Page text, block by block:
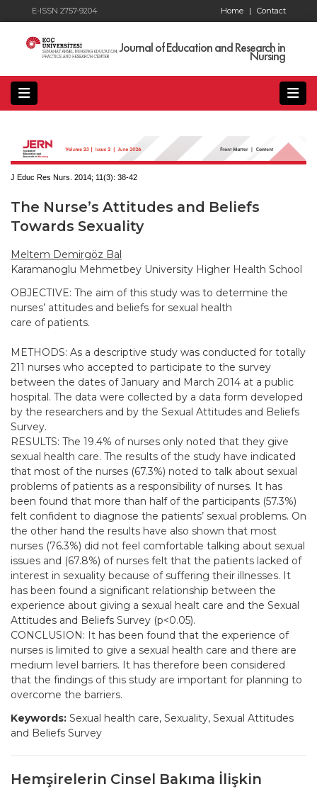
E-ISSN 2757-9204 Contact
Home |
Journal of Education and Research in
Nursing
J Educ Res Nurs. 2014; 11(3): 38-42
The Nurse’s Attitudes and Beliefs
Towards Sexuality
Meltem Demirgöz Bal
Karamanoglu Mehmetbey University Higher Health School
OBJECTIVE: The aim of this study was to determine the
nurses’ attitudes and beliefs for sexual health
care of patients.
METHODS: As a descriptive study was conducted for totally
211 nurses who accepted to participate to the survey
between the dates of January and March 2014 at a public
hospital. The data were collected by a data form developed
by the researchers and by the Sexual Attitudes and Beliefs
Survey.
RESULTS: The 19.4% of nurses only noted that they give
sexual health care. The results of the study have indicated
that most of the nurses (67.3%) noted to talk about sexual
problems of patients as a responsibility of nurses. It has
been found that more than half of the participants (57.3%)
felt confident to diagnose the patients’ sexual problems. On
the other hand the results have also shown that most
nurses (76.3%) did not feel comfortable talking about sexual
issues and (67.8%) of nurses felt that the patients lacked of
interest in sexuality because of suffering their illnesses. It
has been found a significant relationship between the
experience about giving a sexual healt care and the Sexual
Attitudes and Beliefs Survey (p<0.05).
CONCLUSION: It has been found that the experience of
nurses is limited to give a sexual health care and there are
medium level barriers. It has therefore been considered
that the findings of this study are important for planning to
overcome the barriers.
Keywords: Sexual health care, Sexuality, Sexual Attitudes
and Beliefs Survey
Hemşirelerin Cinsel Bakıma İlişkin